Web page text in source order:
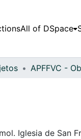
All of DSpace
Iglesia de San